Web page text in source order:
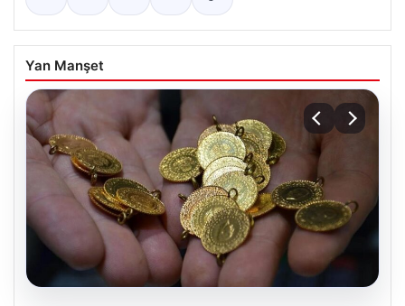
Yan Manşet